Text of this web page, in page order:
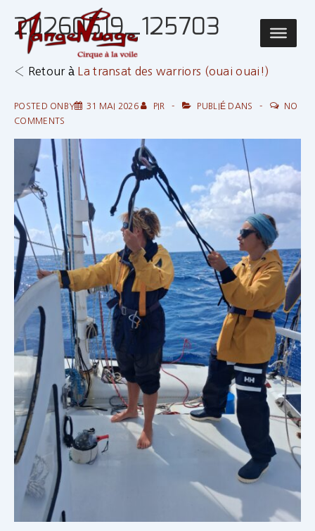
passer
principal
Main
20260519_125703
‹ Retour à La transat des warriors (ouai ouai!)
POSTED ONBY 31 MAI 2026 PIR PUBLIÉ DANS
NO
COMMENTS